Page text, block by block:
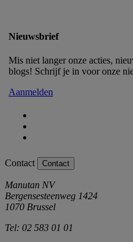
Nieuwsbrief
Mis niet langer onze acties,
blogs! Schrijf je in voor onze
Aanmelden
Contact Contact
Manutan NV
Bergensesteenweg 1424
1070 Brussel
Tel: 02 583 01 01